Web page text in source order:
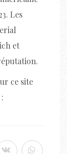
Les
et
ce site